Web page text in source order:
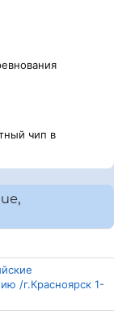
чип в
/г.Красноярск 1-